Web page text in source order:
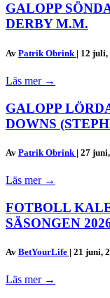
GALOPP
DERBY M.M.
Av Patrik Obrink | 12 juli,
Läs mer →
GALOPP
DOWNS
Av Patrik Obrink | 27
Läs mer →
FOTBOLL
SÄSONGEN
Av BetYourLife | 21 juni,
Läs mer →